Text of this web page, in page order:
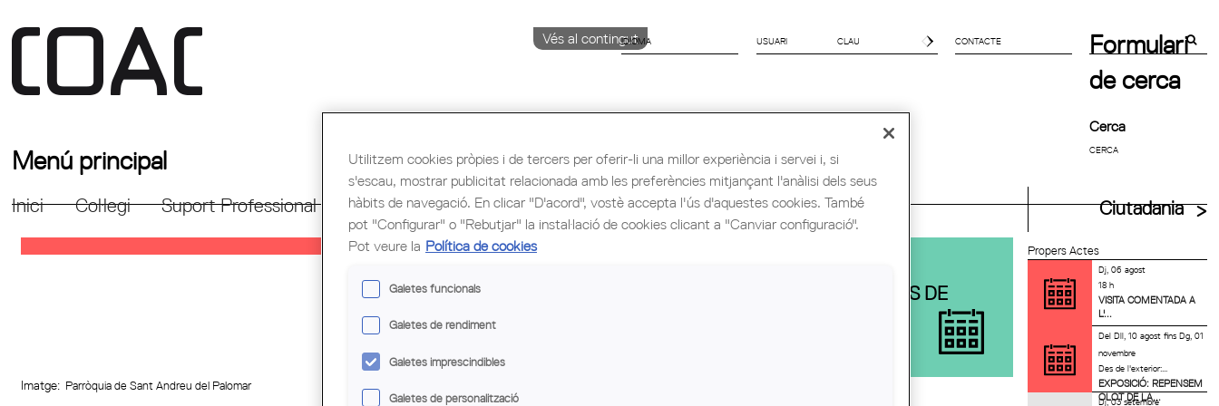
Vés al contingut
IDIOMA
Español
CONTACTE
Formulari
de cerca
Cerca
Menú principal
Inici Col·legi Suport Professional Formació i Ocupació Cultura Congrés Mundial d'Arquitectes UIA Ciutadania
Propers Actes
Dj, 06 agost
18 h
VISITA COMENTADA A
L'...
DelDll, 10 agostfinsDg, 01
novembre
Des de l'exterior:...
EXPOSICIÓ: REPENSEM
OLOT DE LA...
Dj, 03 setembre
D'ARQUITECTES DE
Imatge: Parròquia de Sant Andreu del Palomar
Utilitzem cookies pròpies i de tercers per oferir-li una millor experiència i servei i, si
s'escau, mostrar publicitat relacionada amb les preferències mitjançant l'anàlisi dels seus
hàbits de navegació. En clicar "D'acord", vostè accepta l'ús d'aquestes cookies. També
pot "Configurar" o "Rebutjar" la instal·lació de cookies clicant a "Canviar configuració".
Pot veure la Política de cookies
Galetes funcionals
Galetes de rendiment
Galetes imprescindibles
Galetes de personalització